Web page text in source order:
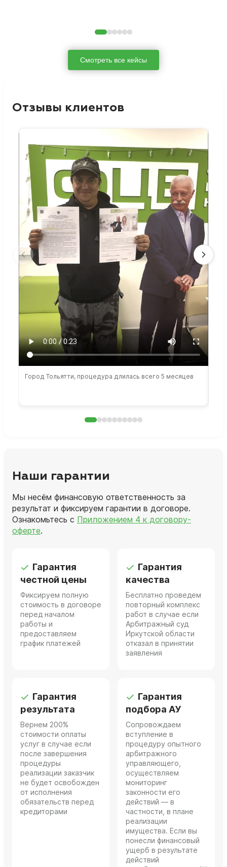
Смотреть все кейсы
Отзывы клиентов
Город Тольятти, процедура длилась всего 5 месяцев
Наши гарантии
Мы несём финансовую ответственность за
результат и фиксируем гарантии в договоре.
Ознакомьтесь с Приложением 4 к договору-
оферте.
Гарантия
честной цены
Фиксируем полную
стоимость в договоре
перед началом
работы и
предоставляем
график платежей
Гарантия
качества
Бесплатно проведем
повторный комплекс
работ в случае если
Арбитражный суд
Иркутской области
отказал в принятии
заявления
Гарантия
результата
Вернем 200%
стоимости оплаты
услуг в случае если
после завершения
процедуры
реализации заказчик
не будет освобожден
от исполнения
обязательств перед
кредиторами
Гарантия
подбора АУ
Сопровождаем
вступление в
процедуру опытного
арбитражного
управляющего,
осуществляем
мониторинг
законности его
действий — в
частности, в плане
реализации
имущества. Если вы
понесли финансовый
ущерб в результате
действий